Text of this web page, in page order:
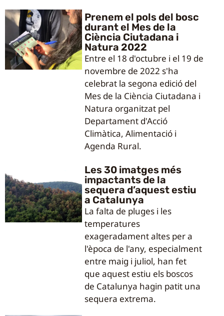
Prenem el pols del bosc
durant el Mes de la
Ciència Ciutadana i
Natura 2022
Entre el 18 d'octubre i el 19 de
novembre de 2022 s'ha
celebrat la segona edició del
Mes de la Ciència Ciutadana i
Natura organitzat pel
Departament d'Acció
Climàtica, Alimentació i
Agenda Rural.
Les 30 imatges més
impactants de la
sequera d’aquest estiu
a Catalunya
La falta de pluges i les
temperatures
exageradament altes per a
l'època de l'any, especialment
entre maig i juliol, han fet
que aquest estiu els boscos
de Catalunya hagin patit una
sequera extrema.